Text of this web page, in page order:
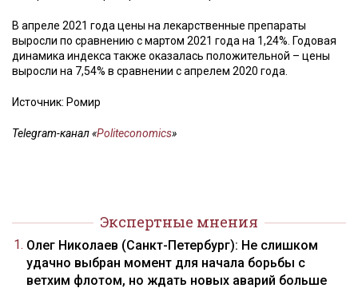
В апреле 2021 года цены на лекарственные препараты
выросли по сравнению с мартом 2021 года на 1,24%. Годовая
динамика индекса также оказалась положительной – цены
выросли на 7,54% в сравнении с апрелем 2020 года.
Источник: Ромир
Telegram-канал «Politeconomics»
Экспертные мнения
Олег Николаев (Санкт-Петербург): Не слишком
удачно выбран момент для начала борьбы с
ветхим флотом, но ждать новых аварий больше